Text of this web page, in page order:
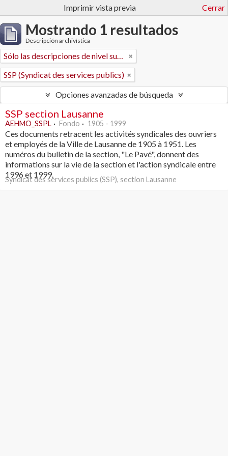
Imprimir vista previa Cerrar
Mostrando 1 resultados
Descripción archivística
Sólo las descripciones de nivel superior
SSP (Syndicat des services publics)
Opciones avanzadas de búsqueda
SSP section Lausanne
AEHMO_SSPL Fondo 1905 - 1999
Ces documents retracent les activités syndicales des ouvriers
et employés de la Ville de Lausanne de 1905 à 1951. Les
numéros du bulletin de la section, "Le Pavé", donnent des
informations sur la vie de la section et l'action syndicale entre
1996 et 1999.
Syndicat des services publics (SSP), section Lausanne